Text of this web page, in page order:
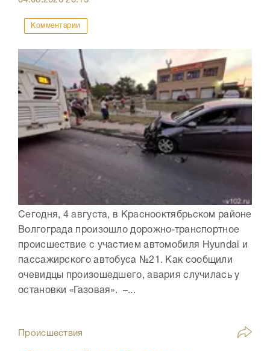
Комментарии
Сегодня, 4 августа, в Краснооктябрьском районе
Волгограда произошло дорожно-транспортное
происшествие с участием автомобиля Hyundai и
пассажирского автобуса №21. Как сообщили
очевидцы произошедшего, авария случилась у
остановки «Газовая». –...
Происшествия